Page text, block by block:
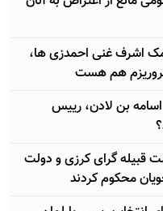
اشرف غنی احمدزی ها،
تروریزم هم هست
بن لادن، رییس
قبیله گرای کرزی و دولت
محکوم کردند